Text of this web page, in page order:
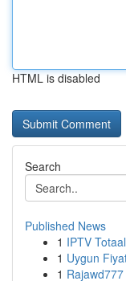
HTML is disabled
Search
Published News
1 IPTV
1 Uygun
1